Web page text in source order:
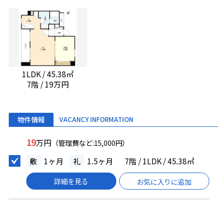
1LDK / 45.38㎡
7階 / 19万円
物件情報 VACANCY INFORMATION
19万円 （管理費など:15,000円）
敷 1ヶ月 礼 1.5ヶ月 7階 / 1LDK / 45.38㎡
詳細を見る お気に入りに追加